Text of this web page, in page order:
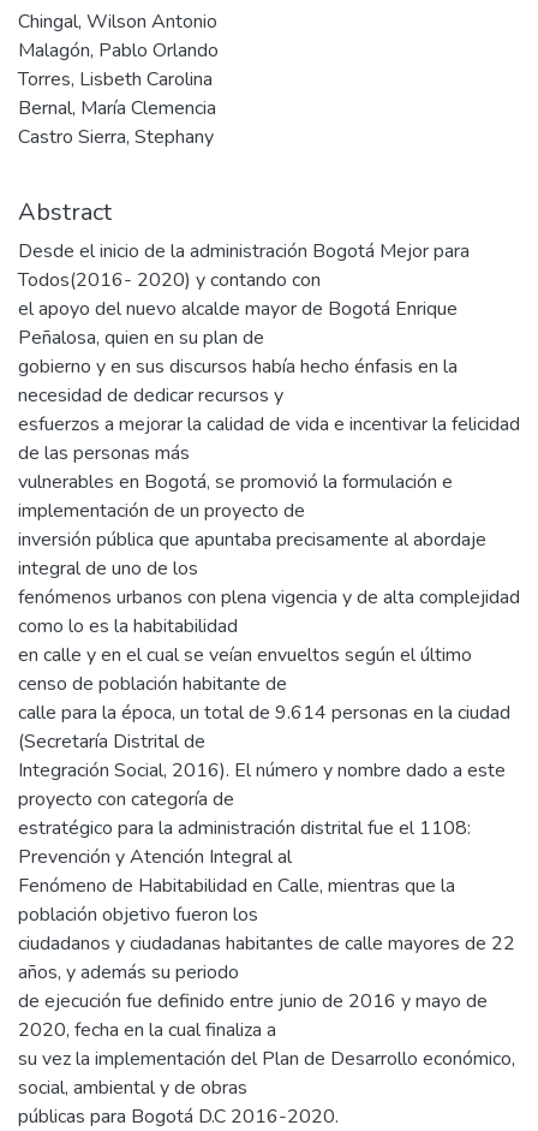
Chingal, Wilson Antonio
Malagón, Pablo Orlando
Torres, Lisbeth Carolina
Bernal, María Clemencia
Castro Sierra, Stephany
Abstract
Desde el inicio de la administración Bogotá Mejor para
Todos(2016- 2020) y contando con
el apoyo del nuevo alcalde mayor de Bogotá Enrique
Peñalosa, quien en su plan de
gobierno y en sus discursos había hecho énfasis en la
necesidad de dedicar recursos y
esfuerzos a mejorar la calidad de vida e incentivar la felicidad
de las personas más
vulnerables en Bogotá, se promovió la formulación e
implementación de un proyecto de
inversión pública que apuntaba precisamente al abordaje
integral de uno de los
fenómenos urbanos con plena vigencia y de alta complejidad
como lo es la habitabilidad
en calle y en el cual se veían envueltos según el último
censo de población habitante de
calle para la época, un total de 9.614 personas en la ciudad
(Secretaría Distrital de
Integración Social, 2016). El número y nombre dado a este
proyecto con categoría de
estratégico para la administración distrital fue el 1108:
Prevención y Atención Integral al
Fenómeno de Habitabilidad en Calle, mientras que la
población objetivo fueron los
ciudadanos y ciudadanas habitantes de calle mayores de 22
años, y además su periodo
de ejecución fue definido entre junio de 2016 y mayo de
2020, fecha en la cual finaliza a
su vez la implementación del Plan de Desarrollo económico,
social, ambiental y de obras
públicas para Bogotá D.C 2016-2020.